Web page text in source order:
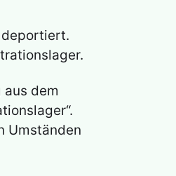
deportiert.
dem
Umständen